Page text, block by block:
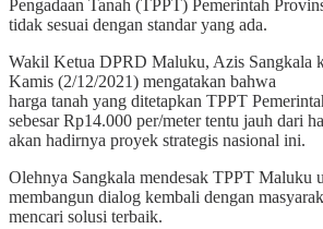
Pengadaan Tanah (TPPT) Pemerintah
tidak sesuai dengan standar yang ada.
Wakil Ketua DPRD Maluku, Azis Sangkala
Kamis (2/12/2021) mengatakan bahwa
harga tanah yang ditetapkan TPPT
sebesar Rp14.000 per/meter tentu jauh dari
akan hadirnya proyek strategis nasional ini.
Olehnya Sangkala mendesak TPPT Maluku
membangun dialog kembali dengan
mencari solusi terbaik.